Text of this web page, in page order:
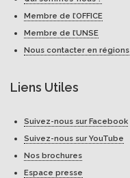
Membre de l’OFFICE
Membre de l’UNSE
Nous contacter en régions
Liens Utiles
Suivez-nous sur Facebook
Suivez-nous sur YouTube
Nos brochures
Espace presse